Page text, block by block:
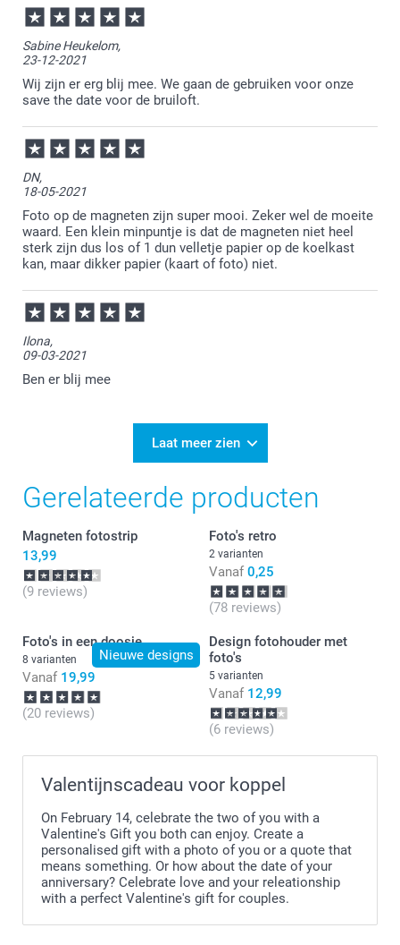
Sabine Heukelom,
23-12-2021
Wij zijn er erg blij mee. We gaan de gebruiken voor onze
save the date voor de bruiloft.
DN,
18-05-2021
Foto op de magneten zijn super mooi. Zeker wel de moeite
waard. Een klein minpuntje is dat de magneten niet heel
sterk zijn dus los of 1 dun velletje papier op de koelkast
kan, maar dikker papier (kaart of foto) niet.
Ilona,
09-03-2021
Ben er blij mee
Laat meer zien
Gerelateerde producten
Magneten fotostrip
13,99
(9 reviews)
Foto's retro
2 varianten
Vanaf 0,25
(78 reviews)
Nieuwe designs
Foto's in een doosje
8 varianten
Vanaf 19,99
(20 reviews)
Design fotohouder met
foto's
5 varianten
Vanaf 12,99
(6 reviews)
Valentijnscadeau voor koppel
On February 14, celebrate the two of you with a
Valentine's Gift you both can enjoy. Create a
personalised gift with a photo of you or a quote that
means something. Or how about the date of your
anniversary? Celebrate love and your releationship
with a perfect Valentine's gift for couples.